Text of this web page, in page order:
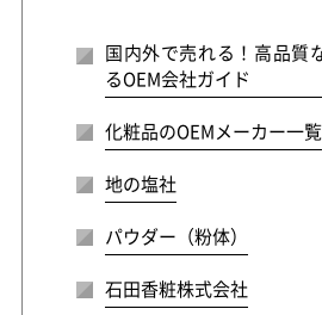
国内外で売れる！高品質
るOEM会社ガイド
化粧品のOEMメーカー一覧
地の塩社
パウダー（粉体）
石田香粧株式会社